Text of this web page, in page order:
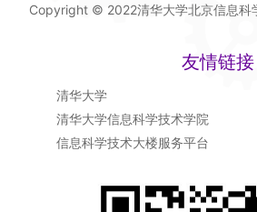
Copyright © 2022清华大学北京信息科
友情链接
清华大学
清华大学信息科学技术学院
信息科学技术大楼服务平台